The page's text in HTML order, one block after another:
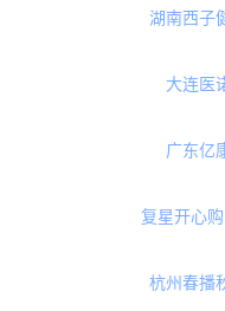
杭州喔
苏州欧
北京惠买
成都树懒
陕西